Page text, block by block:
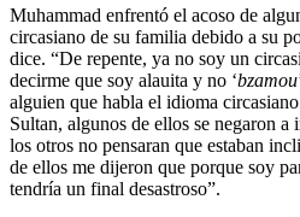
Muhammad enfrentó el acoso de
circasiano de su familia debido a su
dice. “De repente, ya no soy un
decirme que soy alauita y no ‘bzamou
alguien que habla el idioma
Sultan, algunos de ellos se negaron
los otros no pensaran que estaban
de ellos me dijeron que porque soy
tendría un final desastroso”.